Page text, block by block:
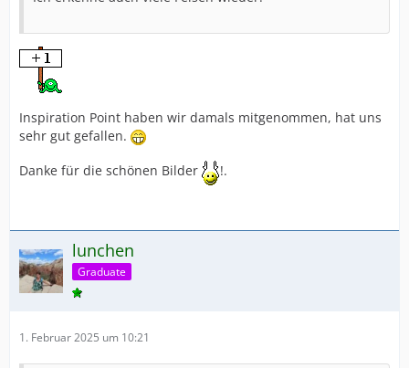
Inspiration Point haben wir damals mitgenommen, hat uns
sehr gut gefallen.
Danke für die schönen Bilder
!.
lunchen
Graduate
1. Februar 2025 um 10:21